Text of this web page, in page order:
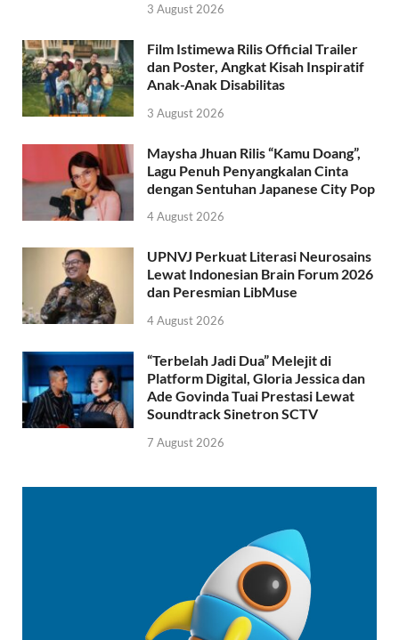
3 August 2026
Film Istimewa Rilis Official Trailer
dan Poster, Angkat Kisah Inspiratif
Anak-Anak Disabilitas
3 August 2026
Maysha Jhuan Rilis “Kamu Doang”,
Lagu Penuh Penyangkalan Cinta
dengan Sentuhan Japanese City Pop
4 August 2026
UPNVJ Perkuat Literasi Neurosains
Lewat Indonesian Brain Forum 2026
dan Peresmian LibMuse
4 August 2026
“Terbelah Jadi Dua” Melejit di
Platform Digital, Gloria Jessica dan
Ade Govinda Tuai Prestasi Lewat
Soundtrack Sinetron SCTV
7 August 2026